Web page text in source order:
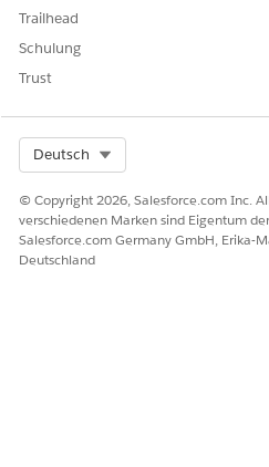
Trailhead
Schulung
Trust
Deutsch
© Copyright 2026, Salesforce.com Inc.
verschiedenen Marken sind Eigentum
Salesforce.com Germany GmbH, Erika-
Deutschland